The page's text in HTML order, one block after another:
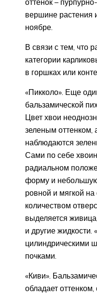
вершине растения
ноябре.
В связи с тем, что
категории
в горшках или
«Пикколо». Еще
бальзамической
Цвет хвои
зеленым оттенком,
наблюдаются
Сами по себе
радиальном
форму и
ровной и мягкой
количеством
выделяется
и другие жидкости.
цилиндрическими
почками.
«Киви».
обладает